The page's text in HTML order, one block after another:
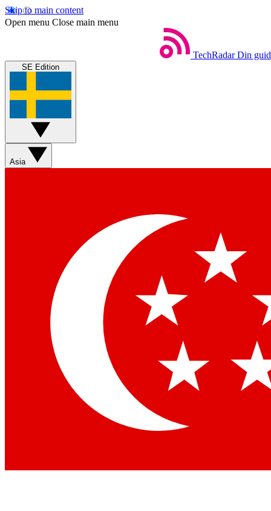
Skip to main content
Open menu Close main menu
TechRadar Din
SE Edition
Asia